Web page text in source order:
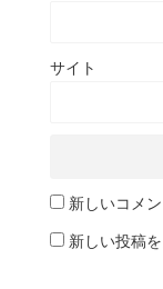
サイト
新しいコメ
新しい投稿